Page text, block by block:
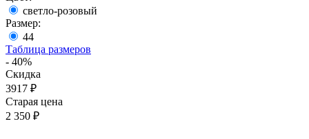
светло-розовый
Размер:
44
Таблица размеров
- 40%
Скидка
3917 ₽
Старая цена
2 350 ₽